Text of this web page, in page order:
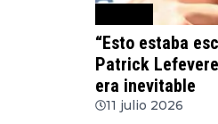
“Esto estaba
Patrick
era inevitable
11 julio 2026